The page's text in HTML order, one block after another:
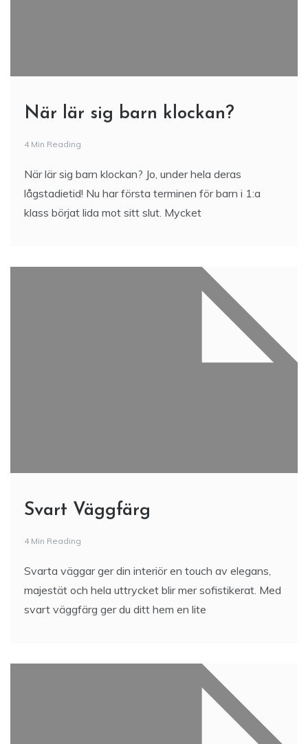
När lär sig barn klockan?
4 Min Reading
När lär sig barn klockan? Jo, under hela deras
lågstadietid! Nu har första terminen för barn i 1:a
klass börjat lida mot sitt slut. Mycket
Svart Väggfärg
4 Min Reading
Svarta väggar ger din interiör en touch av elegans,
majestät och hela uttrycket blir mer sofistikerat. Med
svart väggfärg ger du ditt hem en lite